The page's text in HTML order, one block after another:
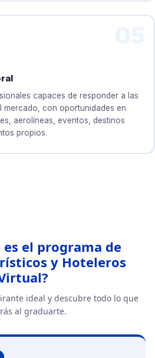
capaces de responder a las
mercado, con oportunidades en
aerolíneas, eventos, destinos
propios.
es el programa de
y Hoteleros
ideal y descubre todo lo que
al graduarte.